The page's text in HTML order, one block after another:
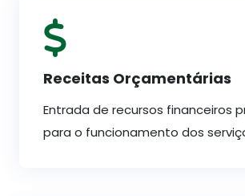
Receitas Orçamentárias
Entrada de recursos financeiros
para o funcionamento dos